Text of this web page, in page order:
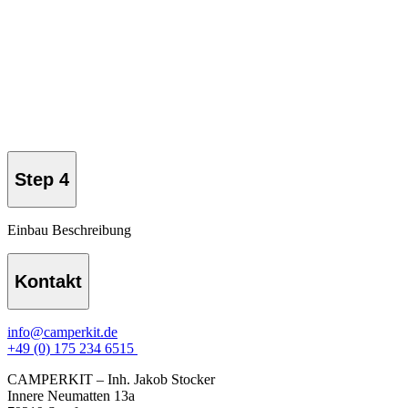
Step 4
Einbau Beschreibung
Kontakt
info@camperkit.de
+49 (0) 175 234 6515
CAMPERKIT – Inh. Jakob Stocker
Innere Neumatten 13a